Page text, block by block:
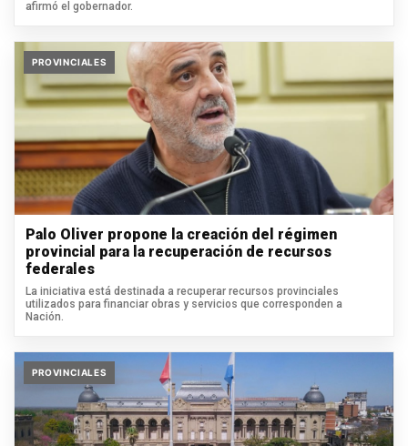
afirmó el gobernador.
PROVINCIALES
Palo Oliver propone la creación del régimen
provincial para la recuperación de recursos
federales
La iniciativa está destinada a recuperar recursos provinciales
utilizados para financiar obras y servicios que corresponden a
Nación.
PROVINCIALES